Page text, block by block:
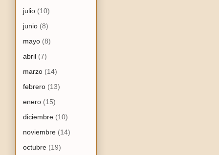
julio (10)
junio (8)
mayo (8)
abril (7)
marzo (14)
febrero (13)
enero (15)
diciembre (10)
noviembre (14)
octubre (19)